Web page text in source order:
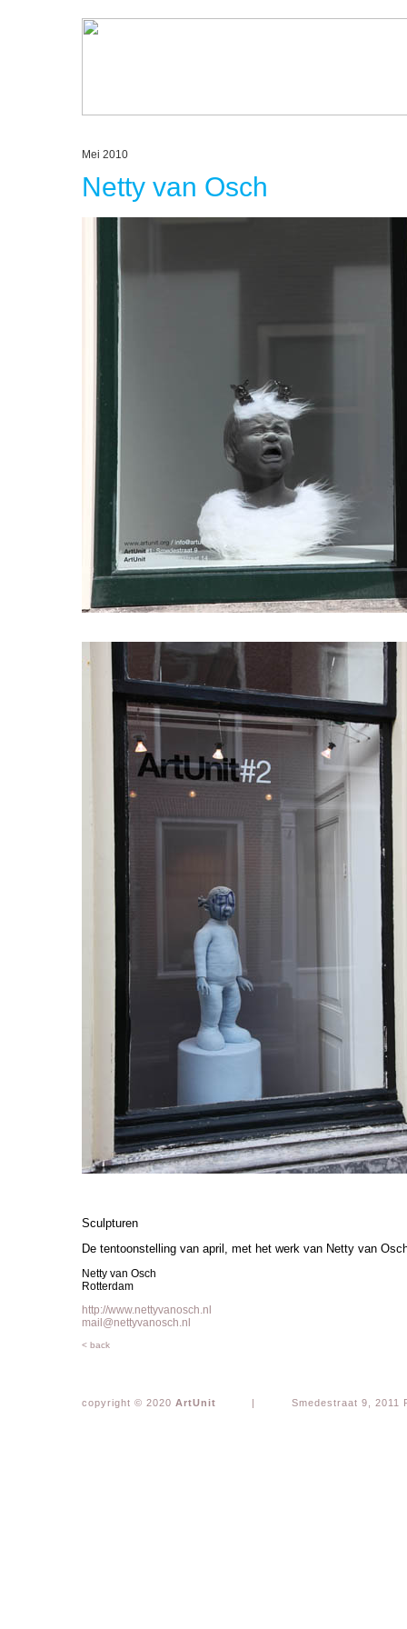
Mei 2010
Netty van Osch
Sculpturen
De tentoonstelling van april, met het werk van Netty van
Netty van Osch
Rotterdam
http://www.nettyvanosch.nl
mail@nettyvanosch.nl
< back
copyright © 2020 ArtUnit | Smedestraat 9, 2011